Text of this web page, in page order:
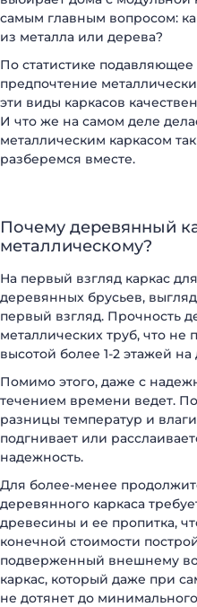
Наши работы
Контакты
самым главным вопросом:
из металла или дерева?
По статистике
предпочтение
эти виды каркасов
И что же на самом деле
металлическим каркасом
разберемся вместе.
Почему деревянный
металлическому?
На первый взгляд каркас
деревянных брусьев,
первый взгляд. Прочность
металлических труб, что не
высотой более 1-2 этажей
Помимо этого, даже с
течением времени ведет.
разницы температур и
подгнивает или
надежность.
Для более-менее
деревянного каркаса
древесины и ее пропитка,
конечной стоимости
подверженный внешнему
каркас, который даже при
не дотянет до